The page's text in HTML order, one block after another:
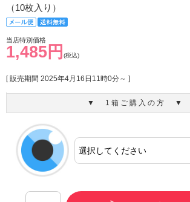
（10枚入り）
当店特別価格
1,485円 (税込)
[ 販売期間 2025年4月16日11時0分～ ]
▼ 1箱ご購入の方 ▼